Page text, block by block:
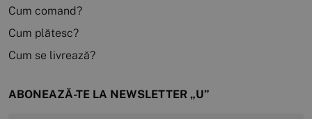
Cum comand?
Cum plătesc?
Cum se livrează?
ABONEAZĂ-TE LA NEWSLETTER „U”